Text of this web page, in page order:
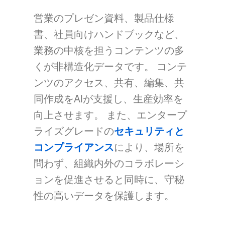
営業のプレゼン資料、製品仕様
書、社員向けハンドブックなど、
業務の中核を担うコンテンツの多
くが非構造化データです。 コンテ
ンツのアクセス、共有、編集、共
同作成をAIが支援し、生産効率を
向上させます。 また、エンタープ
ライズグレードのセキュリティと
コンプライアンスにより、場所を
問わず、組織内外のコラボレーシ
ョンを促進させると同時に、守秘
性の高いデータを保護します。